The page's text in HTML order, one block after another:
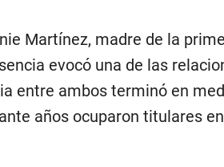
Martínez, madre de la
evocó una de las
entre ambos terminó en
años ocuparon titulares